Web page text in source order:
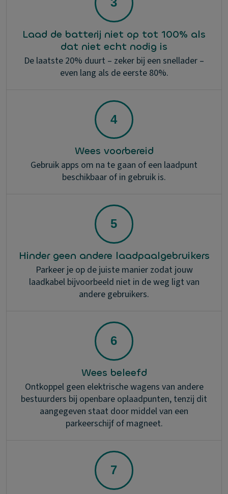
Laad de batterij niet op tot 100% als
dat niet echt nodig is
De laatste 20% duurt – zeker bij een snellader –
even lang als de eerste 80%.
Wees voorbereid
Gebruik apps om na te gaan of een laadpunt
beschikbaar of in gebruik is.
Hinder geen andere laadpaalgebruikers
Parkeer je op de juiste manier zodat jouw
laadkabel bijvoorbeeld niet in de weg ligt van
andere gebruikers.
Wees beleefd
Ontkoppel geen elektrische wagens van andere
bestuurders bij openbare oplaadpunten, tenzij dit
aangegeven staat door middel van een
parkeerschijf of magneet.